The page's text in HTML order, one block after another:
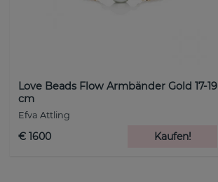
Love Beads Flow Armbänder Gold 17-19
cm
Efva Attling
€ 1600 Kaufen!